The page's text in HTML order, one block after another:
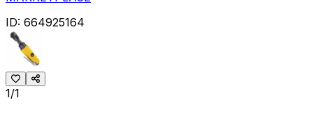
ID: 664925164
1/1